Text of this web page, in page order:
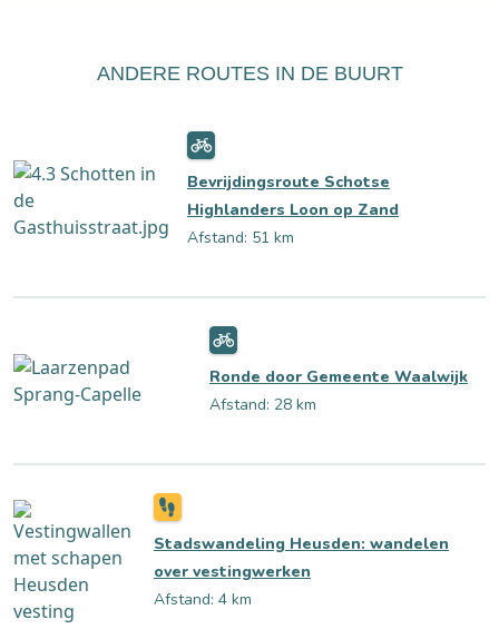
ANDERE ROUTES IN DE BUURT
Bevrijdingsroute Schotse
Highlanders Loon op Zand
Afstand: 51 km
Ronde door Gemeente Waalwijk
Afstand: 28 km
Stadswandeling Heusden: wandelen
over vestingwerken
Afstand: 4 km